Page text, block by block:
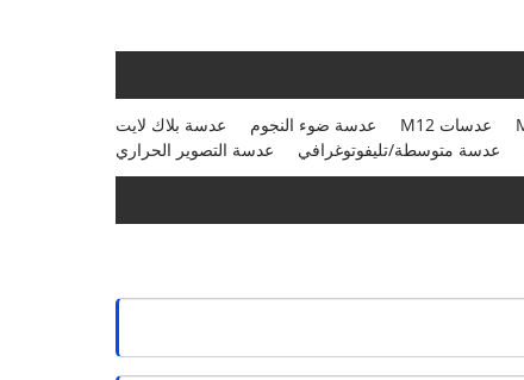
عدسة بلاك لايت عدسة ضوء النجوم عدسات M12
عدسة التصوير الحراري
عدسة متوسطة/تليفوتوغرافي